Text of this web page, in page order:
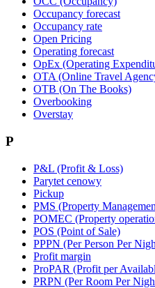
Occupancy forecast
Occupancy rate
Open Pricing
Operating forecast
OpEx (Operating
OTA (Online Travel
OTB (On The Books)
Overbooking
Overstay
P
P&L (Profit & Loss)
Parytet cenowy
Pickup
PMS (Property
POMEC (Property
POS (Point of Sale)
PPPN (Per Person Per
Profit margin
ProPAR (Profit per
PRPN (Per Room Per